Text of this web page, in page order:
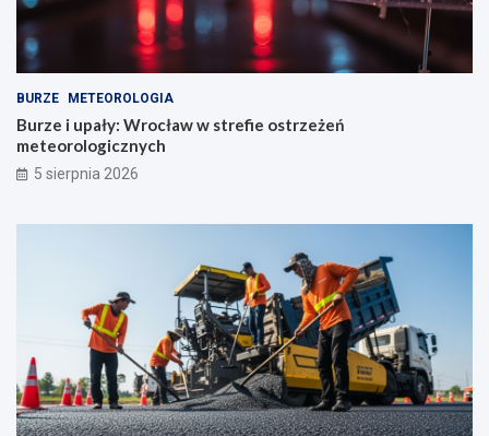
BURZE METEOROLOGIA
Burze i upały: Wrocław w strefie ostrzeżeń
meteorologicznych
5 sierpnia 2026